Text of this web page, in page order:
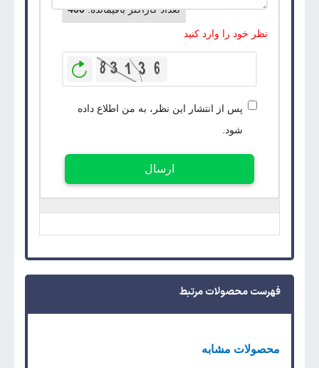
تعداد کاراکتر باقیمانده:
400
نظر خود را وارد کنید
بازخوانی
پس از انتشار این نظر، به من اطلاع داده
شود.
ارسال
فهرست محصولات مرتبط
محصولات مشابه